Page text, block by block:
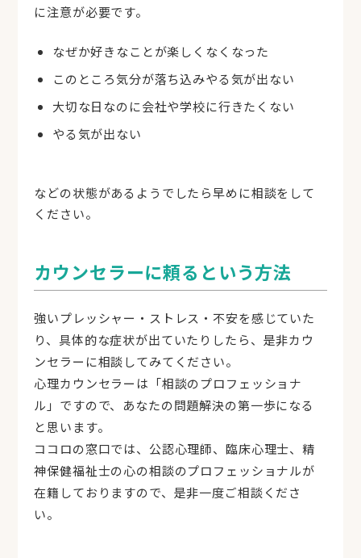
に注意が必要です。
なぜか好きなことが楽しくなくなった
このところ気分が落ち込みやる気が出ない
大切な日なのに会社や学校に行きたくない
やる気が出ない
などの状態があるようでしたら早めに相談をして
ください。
カウンセラーに頼るという方法
強いプレッシャー・ストレス・不安を感じていた
り、具体的な症状が出ていたりしたら、是非カウ
ンセラーに相談してみてください。
心理カウンセラーは「相談のプロフェッショナ
ル」ですので、あなたの問題解決の第一歩になる
と思います。
ココロの窓口では、公認心理師、臨床心理士、精
神保健福祉士の心の相談のプロフェッショナルが
在籍しておりますので、是非一度ご相談くださ
い。